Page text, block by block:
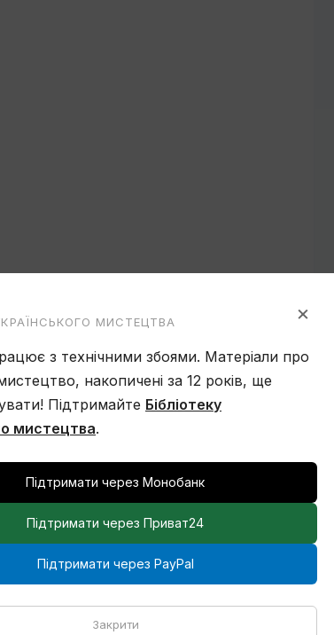
×
МИСТЕЦТВА
з технічними збоями. Матеріали про
накопичені за 12 років, ще
Підтримайте Бібліотеку
мистецтва.
Підтримати через Монобанк
Підтримати через Приват24
Підтримати через PayPal
Закрити